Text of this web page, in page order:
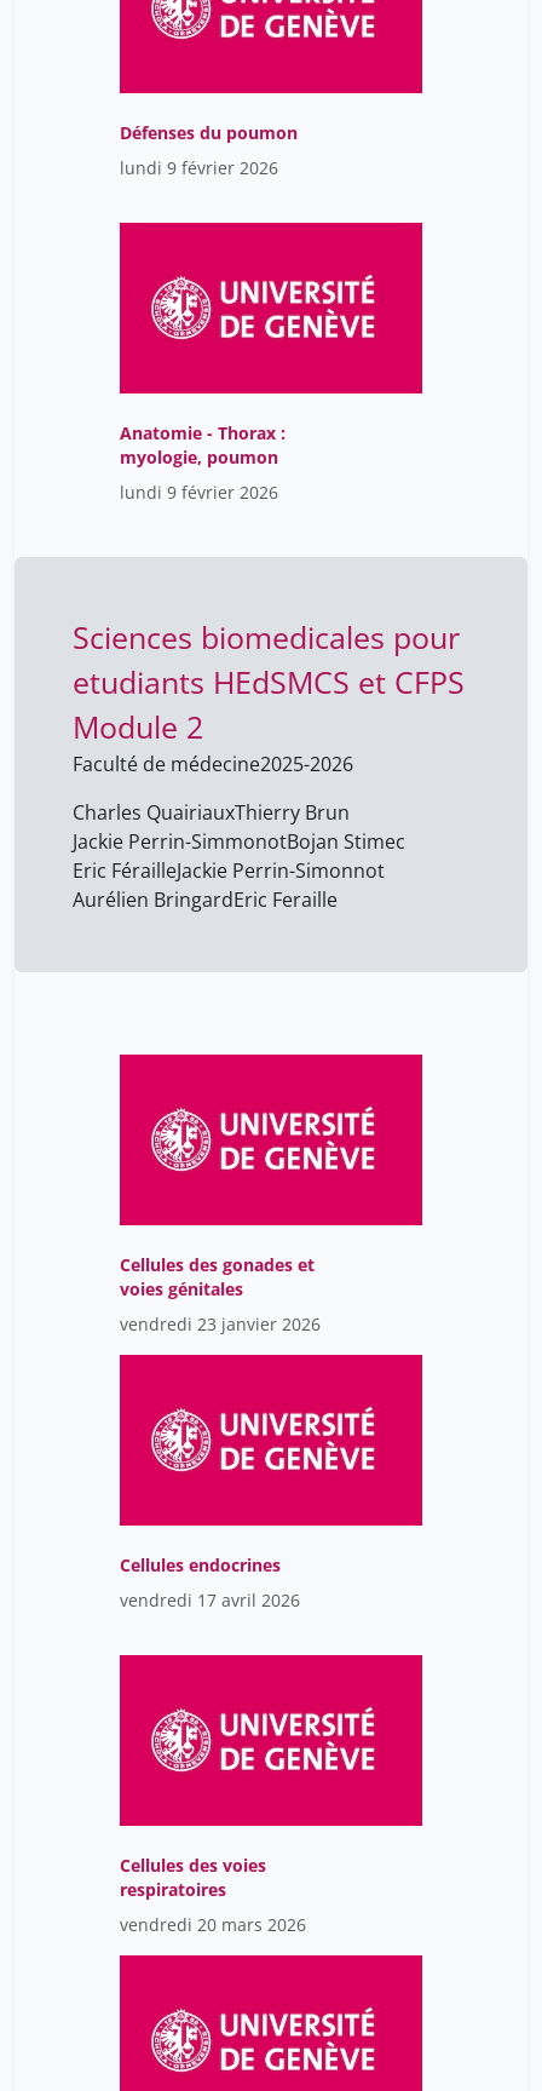
Défenses du poumon
lundi 9 février 2026
Anatomie - Thorax :
myologie, poumon
lundi 9 février 2026
Sciences biomedicales pour
etudiants HEdSMCS et CFPS
Module 2
Faculté de médecine2025-2026
Charles QuairiauxThierry Brun
Jackie Perrin-SimmonotBojan Stimec
Eric FérailleJackie Perrin-Simonnot
Aurélien BringardEric Feraille
Cellules des gonades et
voies génitales
vendredi 23 janvier 2026
Cellules endocrines
vendredi 17 avril 2026
Cellules des voies
respiratoires
vendredi 20 mars 2026